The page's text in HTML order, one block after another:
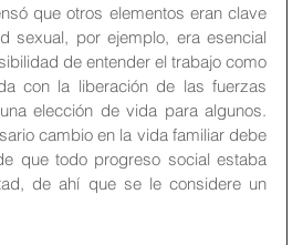
que otros elementos eran clave
sexual, por ejemplo, era esencial
de entender el trabajo como
con la liberación de las fuerzas
elección de vida para algunos.
cambio en la vida familiar debe
que todo progreso social estaba
de ahí que se le considere un